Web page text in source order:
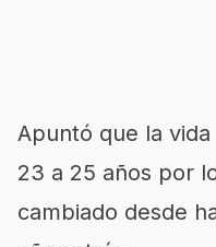
Apuntó que la
23 a 25 años por
cambiado desde